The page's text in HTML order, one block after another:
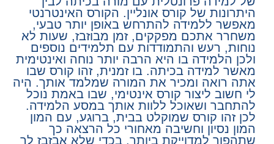
היתרונות של קורס אונליין. הקורס האינטרנטי
מאפשר ללמידה להתרחש באופן יותר טבעי,
משחרר אתכם מפקקים, זמן מבוזבז, שעות לא
נוחות, רעש והתמודדות עם תלמידים נוספים
ולכן הלמידה בו היא הרבה יותר נוחה ואינטימית
מאשר למידה בכיתה. בו זמנית, זהו קורס שבו
אתה רואה ומכיר את המורה שמלמד אותך. היה
לי חשוב ליצור קורס אינטימי, שבו באמת נוכל
להתחבר ושאוכל ללוות אותך במסע הלמידה.
לכן זהו קורס שמוקלט בבית, ברוגע, עם המון
המון נסיון וחשיבה מאחורי כל הרצאה כך
שתהפוך למדוייקת ביותר, בכדי שלא אבזבז לך